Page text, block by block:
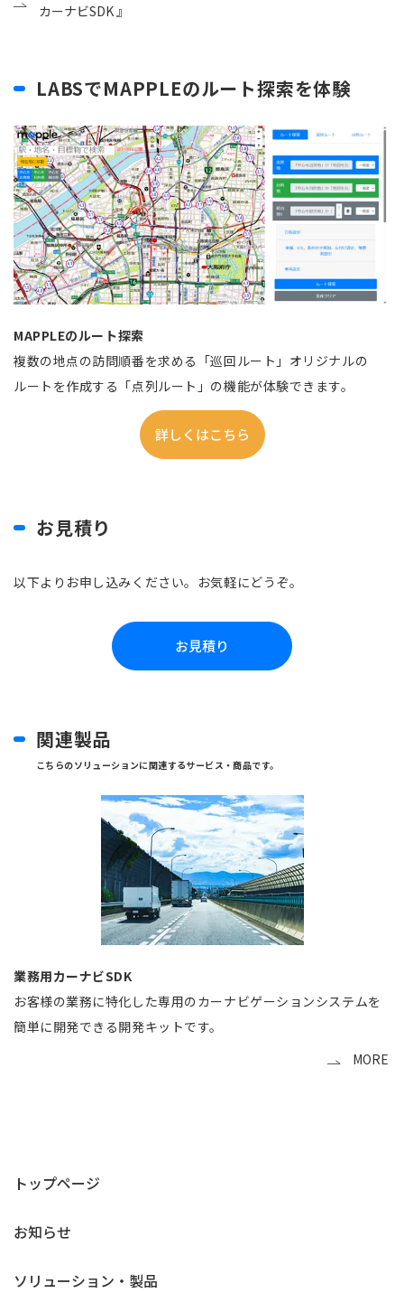
カーナビSDK 』
LABSでMAPPLEのルート探索を体験
MAPPLEのルート探索
複数の地点の訪問順番を求める「巡回ルート」オリジナルの
ルートを作成する「点列ルート」の機能が体験できます。
詳しくはこちら
お見積り
以下よりお申し込みください。お気軽にどうぞ。
お見積り
関連製品
こちらのソリューションに関連するサービス・商品です。
業務用カーナビSDK
お客様の業務に特化した専用のカーナビゲーションシステムを
簡単に開発できる開発キットです。
MORE
トップページ
お知らせ
ソリューション・製品